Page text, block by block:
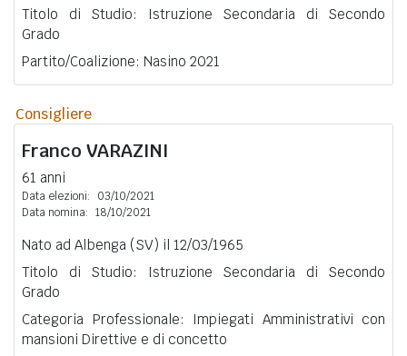
Titolo di Studio: Istruzione Secondaria di Secondo
Grado
Partito/Coalizione: Nasino 2021
Consigliere
Franco VARAZINI
61 anni
Data elezioni:
03/10/2021
Data nomina: 18/10/2021
Nato ad Albenga (SV) il 12/03/1965
Titolo di Studio: Istruzione Secondaria di Secondo
Grado
Categoria Professionale: Impiegati Amministrativi con
mansioni Direttive e di concetto